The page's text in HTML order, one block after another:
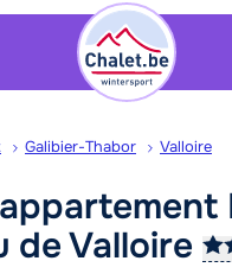
Galibier-Thabor Valloire
deValloire